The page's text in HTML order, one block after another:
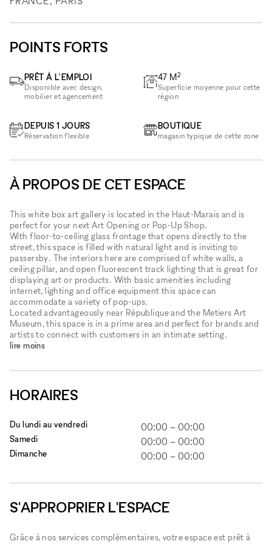
POINTS FORTS
PRÊT À L'EMPLOI
Disponible avec design,
mobilier et agencement
DEPUIS 1 JOURS
Réservation flexible
47 M2
Superficie moyenne pour cette
région
BOUTIQUE
magasin typique de cette zone
À PROPOS DE CET ESPACE
This white box art gallery is located in the Haut-Marais and is
perfect for your next Art Opening or Pop-Up Shop.
With floor-to-ceiling glass frontage that opens directly to the
street, this space is filled with natural light and is inviting to
passersby. The interiors here are comprised of white walls, a
ceiling pillar, and open fluorescent track lighting that is great for
displaying art or products. With basic amenities including
internet, lighting and office equipment this space can
accommodate a variety of pop-ups.
Located advantageously near République and the Metiers Art
Museum, this space is in a prime area and perfect for brands and
artists to connect with customers in an intimate setting.
lire moins
HORAIRES
Du lundi au vendredi 00:00 – 00:00
Samedi 00:00 – 00:00
Dimanche 00:00 – 00:00
S'APPROPRIER L'ESPACE
Grâce à nos services complémentaires, votre espace est prêt à